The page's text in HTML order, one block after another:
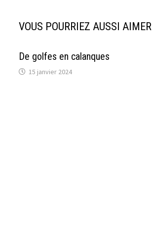
VOUS POURRIEZ AUSSI AIMER
De golfes en calanques
15 janvier 2024